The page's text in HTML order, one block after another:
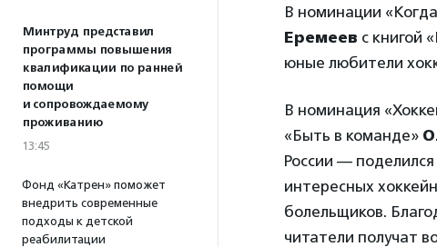
Минтруд представил
программы повышения
квалификации по ранней
помощи
и сопровождаемому
проживанию
13:45
Фонд «Катрен» поможет
внедрить современные
подходы к детской
реабилитации
В номинации
Еремеев с книгой
юные любители
В номинация
«Быть в команде»
России —
интересных
болельщиков.
читатели получат